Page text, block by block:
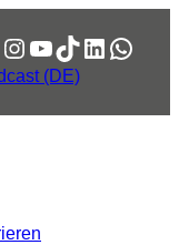
Instagram
YouTube
TikTok
LinkedIn
(DE)